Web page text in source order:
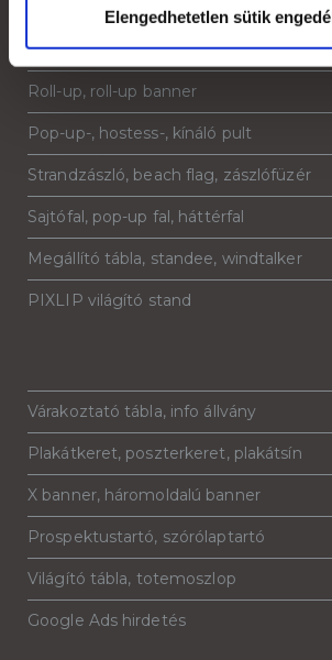
Elengedhetetlen sütik
Termékeink
Roll-up, roll-up banner
Pop-up-, hostess-, kínáló pult
Strandzászló, beach flag, zászlófüzér
Sajtófal, pop-up fal, háttérfal
Megállító tábla, standee, windtalker
PIXLIP világító stand
Várakoztató tábla, info állvány
Plakátkeret, poszterkeret, plakátsín
X banner, háromoldalú banner
Prospektustartó, szórólaptartó
Világító tábla, totemoszlop
Google Ads hirdetés